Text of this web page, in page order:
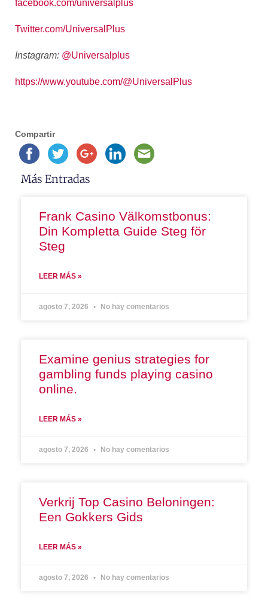
facebook.com/universalplus
Twitter.com/UniversalPlus
Instagram: @Universalplus
https://www.youtube.com/@UniversalPlus
Compartir
Más Entradas
Frank Casino Välkomstbonus:
Din Kompletta Guide Steg för
Steg
LEER MÁS »
agosto 7, 2026 No hay comentarios
Examine genius strategies for
gambling funds playing casino
online.
LEER MÁS »
agosto 7, 2026 No hay comentarios
Verkrij Top Casino Beloningen:
Een Gokkers Gids
LEER MÁS »
agosto 7, 2026 No hay comentarios